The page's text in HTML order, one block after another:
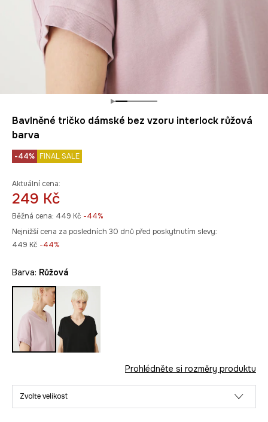
Bavlněné tričko dámské bez vzoru interlock růžová
barva
-44% FINAL SALE
Aktuální cena:
249 Kč
Běžná cena: 449 Kč -44%
Nejnižší cena za posledních 30 dnů před poskytnutím slevy:
449 Kč -44%
Barva: růžová
Prohlédněte si rozměry produktu
Zvolte velikost